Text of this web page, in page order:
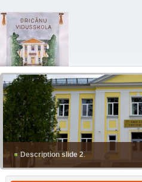
Description slide 2.